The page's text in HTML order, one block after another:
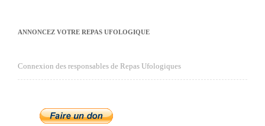
ANNONCEZ VOTRE REPAS UFOLOGIQUE
Connexion des responsables de Repas Ufologiques